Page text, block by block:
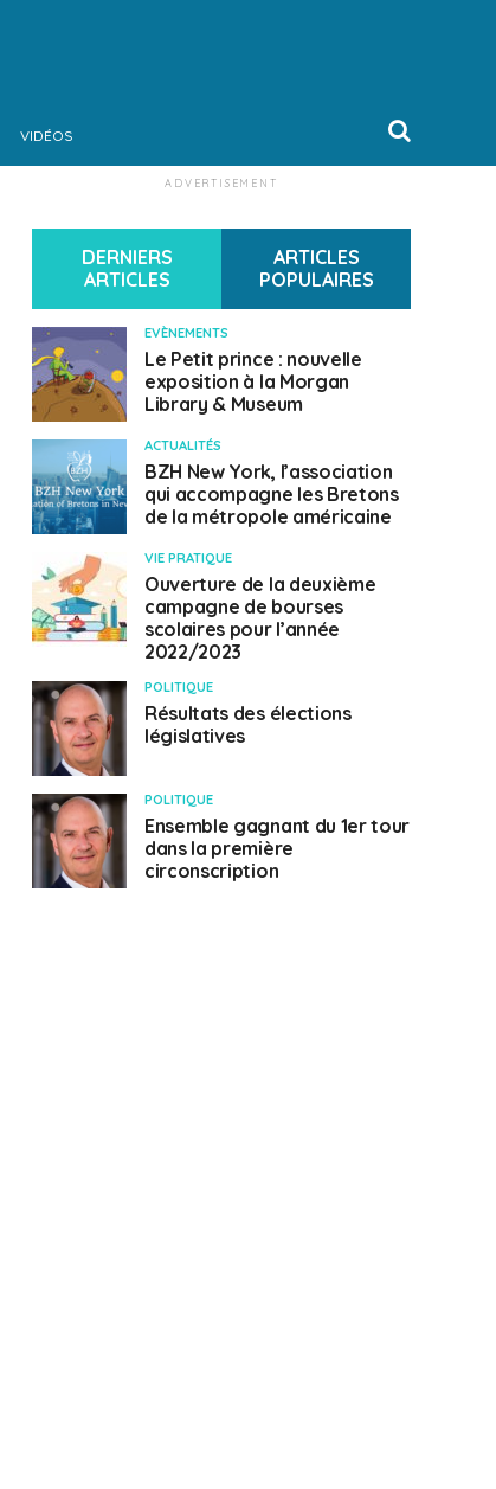
VIDÉOS
ADVERTISEMENT
DERNIERS
ARTICLES
ARTICLES
POPULAIRES
EVÈNEMENTS
Le Petit prince : nouvelle
exposition à la Morgan
Library & Museum
ACTUALITÉS
BZH New York, l’association
qui accompagne les Bretons
de la métropole américaine
VIE PRATIQUE
Ouverture de la deuxième
campagne de bourses
scolaires pour l’année
2022/2023
POLITIQUE
Résultats des élections
législatives
POLITIQUE
Ensemble gagnant du 1er tour
dans la première
circonscription